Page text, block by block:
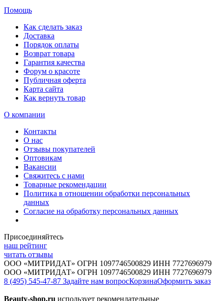
Помощь
Как сделать заказ
Доставка
Порядок оплаты
Возврат товара
Гарантия качества
Форум о красоте
Публичная оферта
Карта сайта
Как вернуть товар
О компании
Контакты
О нас
Отзывы покупателей
Оптовикам
Вакансии
Свяжитесь с нами
Товарные рекомендации
Политика в отношении обработки персональных
данных
Согласие на обработку персональных данных
Присоединяйтесь
наш рейтинг
читать отзывы
ООО «МИТРИДАТ» ОГРН 1097746500829 ИНН 7727696979
ООО «МИТРИДАТ» ОГРН 1097746500829 ИНН 7727696979
8 (495) 545-47-87 Задайте нам вопросКорзинаОформить заказ
Beauty-shop.ru использует рекомендательные